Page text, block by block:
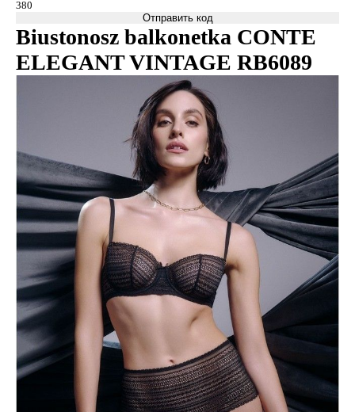
Отправить код
Biustonosz balkonetka CONTE
ELEGANT VINTAGE RB6089